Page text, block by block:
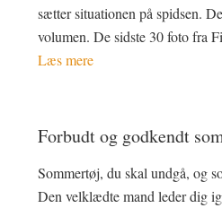
sætter situationen på spidsen.
volumen. De sidste 30 foto fra
Læs mere
Forbudt og godkendt
Sommertøj, du skal undgå, og
Den velklædte mand leder dig